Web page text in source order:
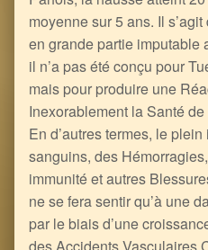
moyenne sur 5 ans. Il
en grande partie imputable
il n’a pas été conçu pour
mais pour produire une
Inexorablement la Santé
En d’autres termes, le
sanguins, des
immunité et autres
ne se fera sentir qu’à une
par le biais d’une